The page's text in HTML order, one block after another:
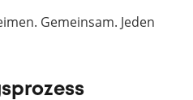
Gemeinsam. Jeden